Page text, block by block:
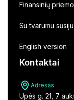
Finansinių
Su tvarumu
English version
Kontaktai
Adresas
Upės g. 21, 7